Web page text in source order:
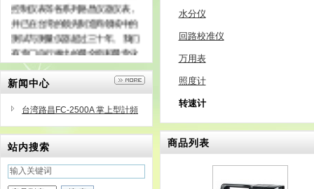
控制仪表等各系列路昌仪器仪表，
并已在台湾的领先制造商领域中的
测试与测量仪器超过三十年。 我们
有专门自行推出的最全面和最专业
的市场手段，而且几乎95％的产品
出口到70多个国家的世界。
新闻中心
台湾路昌FC-2500A 掌上型計頻
器
站内搜索
水分仪
回路校准仪
万用表
照度计
转速计
商品列表